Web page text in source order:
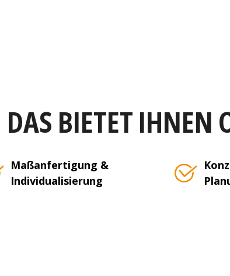
DAS BIETET IHNEN
Maßanfertigung &
Individualisierung